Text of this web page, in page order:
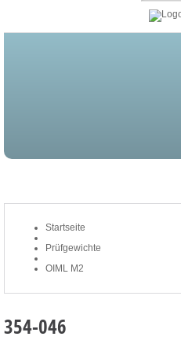
Startseite
Prüfgewichte
OIML M2
354-046